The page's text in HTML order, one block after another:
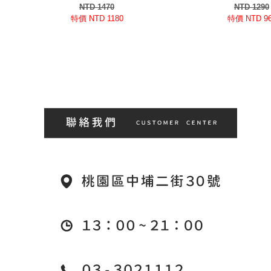
NTD 1470
特價 NTD 1180
NTD 1290
特價 NTD